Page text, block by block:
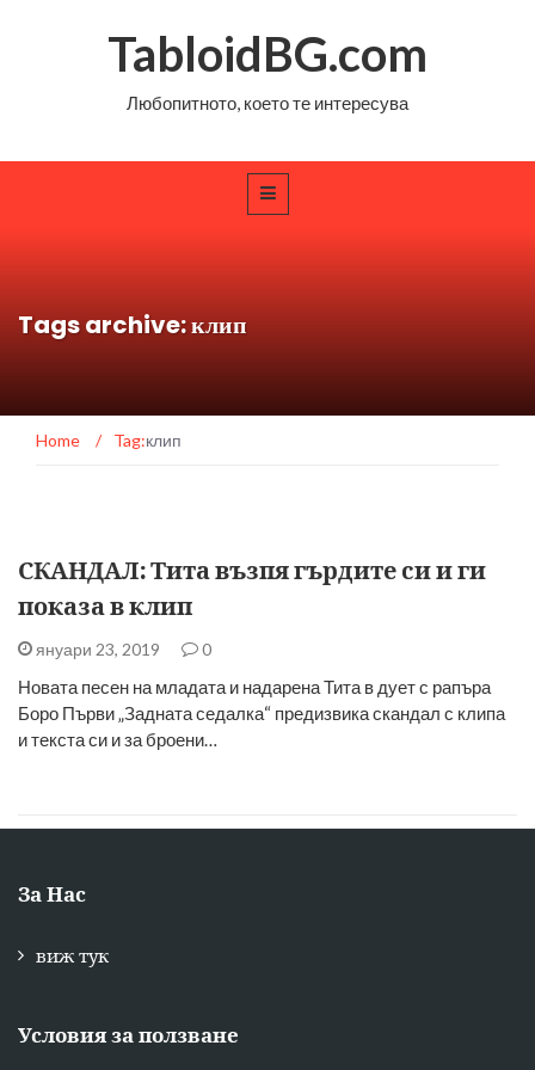
TabloidBG.com
Любопитното, което те интересува
Tags archive: клип
Home / Tag:клип
СКАНДАЛ: Тита възпя гърдите си и ги
показа в клип
януари 23, 2019 0
Новата песен на младата и надарена Тита в дует с рапъра
Боро Първи „Задната седалка“ предизвика скандал с клипа
и текста си и за броени…
За Нас
виж тук
Условия за ползване